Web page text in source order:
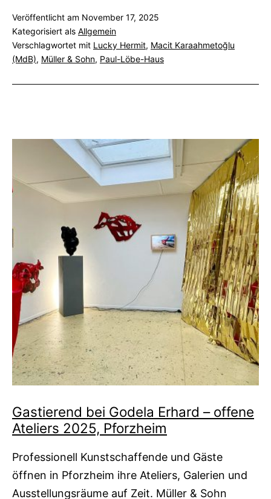
in
Berlin
Veröffentlicht am November 17, 2025
Kategorisiert als Allgemein
Verschlagwortet mit Lucky Hermit, Macit Karaahmetoğlu
(MdB), Müller & Sohn, Paul-Löbe-Haus
Gastierend bei Godela Erhard – offene
Ateliers 2025, Pforzheim
Professionell Kunstschaffende und Gäste
öffnen in Pforzheim ihre Ateliers, Galerien und
Ausstellungsräume auf Zeit. Müller & Sohn